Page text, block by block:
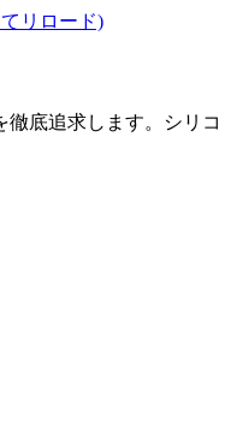
リロード)
底追求します。シリコ